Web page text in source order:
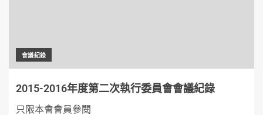
會議紀錄
2015-2016年度第二次執行委員會會議紀錄
只限本會會員參閱